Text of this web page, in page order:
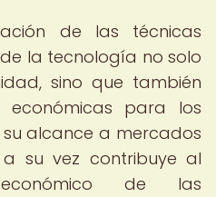
de las técnicas
la tecnología no solo
sino que también
económicas para los
alcance a mercados
a su vez contribuye al
económico de las